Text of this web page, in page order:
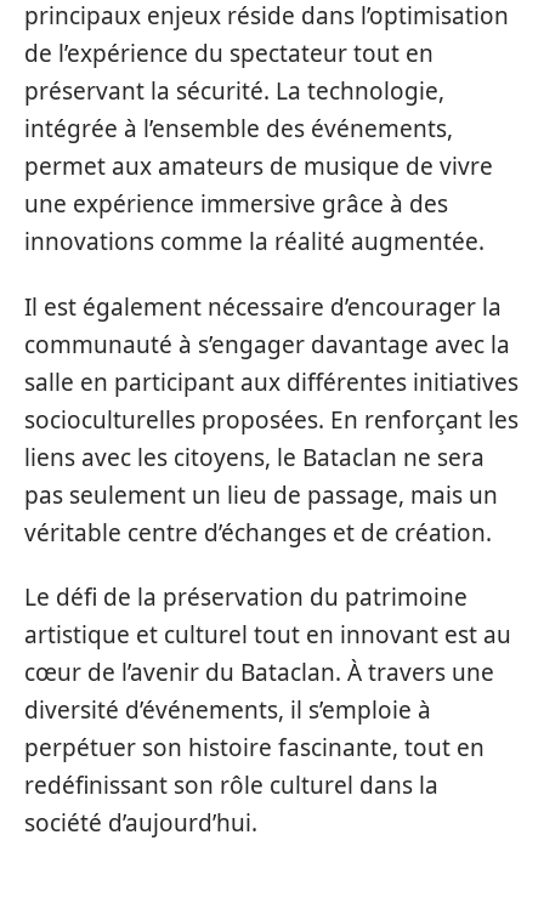
principaux enjeux réside dans l’optimisation
de l’expérience du spectateur tout en
préservant la sécurité. La technologie,
intégrée à l’ensemble des événements,
permet aux amateurs de musique de vivre
une expérience immersive grâce à des
innovations comme la réalité augmentée.
Il est également nécessaire d’encourager la
communauté à s’engager davantage avec la
salle en participant aux différentes initiatives
socioculturelles proposées. En renforçant les
liens avec les citoyens, le Bataclan ne sera
pas seulement un lieu de passage, mais un
véritable centre d’échanges et de création.
Le défi de la préservation du patrimoine
artistique et culturel tout en innovant est au
cœur de l’avenir du Bataclan. À travers une
diversité d’événements, il s’emploie à
perpétuer son histoire fascinante, tout en
redéfinissant son rôle culturel dans la
société d’aujourd’hui.